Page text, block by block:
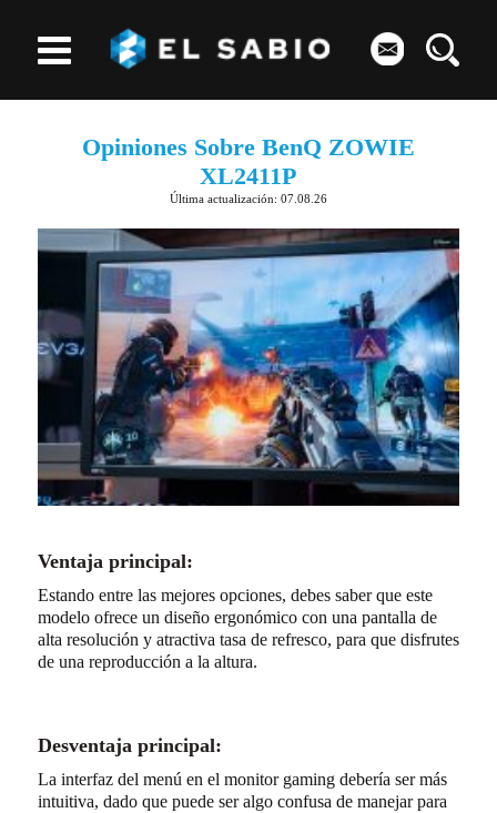
Opiniones Sobre BenQ ZOWIE
XL2411P
Última actualización: 07.08.26
Ventaja principal:
Estando entre las mejores opciones, debes saber que este
modelo ofrece un diseño ergonómico con una pantalla de
alta resolución y atractiva tasa de refresco, para que disfrutes
de una reproducción a la altura.
Desventaja principal:
La interfaz del menú en el monitor gaming debería ser más
intuitiva, dado que puede ser algo confusa de manejar para